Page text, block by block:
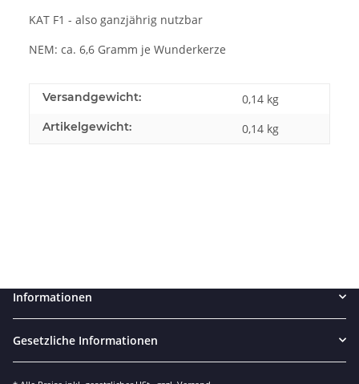
KAT F1 - also ganzjährig nutzbar
NEM: ca. 6,6 Gramm je Wunderkerze
Versandgewicht: 0,14 kg
Artikelgewicht: 0,14 kg
Informationen
Gesetzliche Informationen